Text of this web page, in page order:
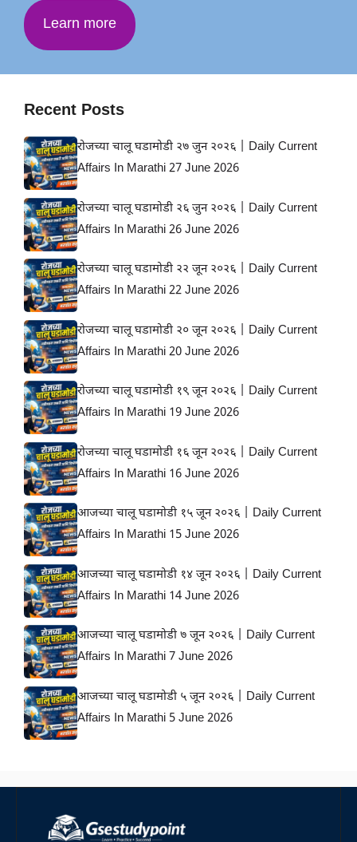
Learn more
Recent Posts
रोजच्या चालू घडामोडी २७ जुन २०२६ | Daily Current
Affairs In Marathi 27 June 2026
रोजच्या चालू घडामोडी २६ जुन २०२६ | Daily Current
Affairs In Marathi 26 June 2026
रोजच्या चालू घडामोडी २२ जून २०२६ | Daily Current
Affairs In Marathi 22 June 2026
रोजच्या चालू घडामोडी २० जून २०२६ | Daily Current
Affairs In Marathi 20 June 2026
रोजच्या चालू घडामोडी १९ जून २०२६ | Daily Current
Affairs In Marathi 19 June 2026
रोजच्या चालू घडामोडी १६ जून २०२६ | Daily Current
Affairs In Marathi 16 June 2026
आजच्या चालू घडामोडी १५ जून २०२६ | Daily Current
Affairs In Marathi 15 June 2026
आजच्या चालू घडामोडी १४ जून २०२६ | Daily Current
Affairs In Marathi 14 June 2026
आजच्या चालू घडामोडी ७ जून २०२६ | Daily Current
Affairs In Marathi 7 June 2026
आजच्या चालू घडामोडी ५ जून २०२६ | Daily Current
Affairs In Marathi 5 June 2026